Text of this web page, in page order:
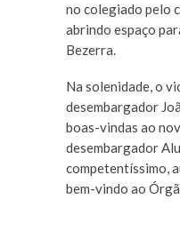
no colegiado pelo
abrindo espaço
Bezerra.
Na solenidade, o
desembargador
boas-vindas ao
desembargador
competentíssimo,
bem-vindo ao